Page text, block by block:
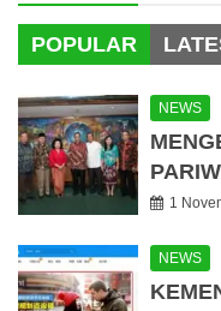
POPULAR
NEWS
1
NEWS